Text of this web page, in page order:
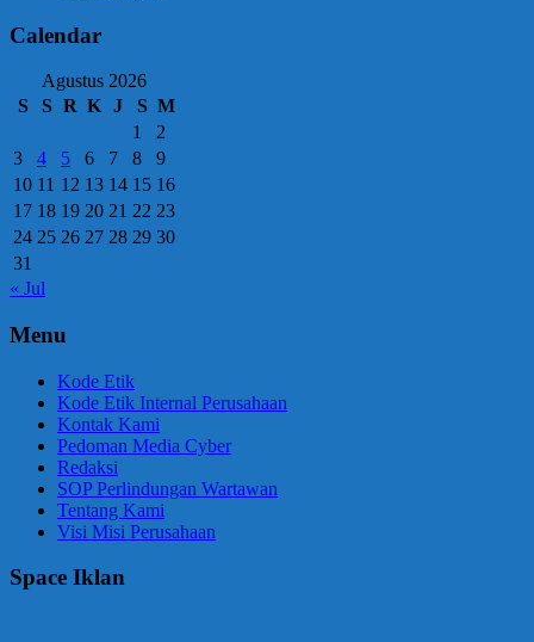
Calendar
Agustus 2026
S
S R K J S M
1
2
3
4 5 6 7 8
9
10 11 12 13 14 15 16
17 18 19 20 21 22 23
24 25 26 27 28 29 30
31
« Jul
Menu
Kode Etik
Kode Etik Internal Perusahaan
Kontak Kami
Pedoman Media Cyber
Redaksi
SOP Perlindungan Wartawan
Tentang Kami
Visi Misi Perusahaan
Space Iklan